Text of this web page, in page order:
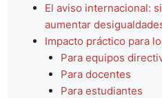
El aviso internacional:
aumentar
Impacto práctico para
Para equipos
Para docentes
Para estudiantes